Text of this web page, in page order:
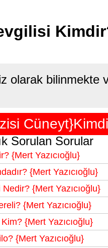
olarak bilinmekte
Sorulan Sorular
{Mert Yazıcıoğlu}
{Mert Yazıcıoğlu}
{Mert Yazıcıoğlu}
{Mert Yazıcıoğlu}
{Mert Yazıcıoğlu}
{Mert Yazıcıoğlu}